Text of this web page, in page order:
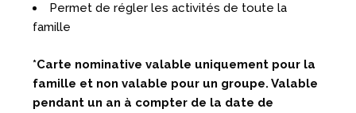
Permet de régler les activités de toute la
famille
*Carte nominative valable uniquement pour la
famille et non valable pour un groupe. Valable
pendant un an à compter de la date de